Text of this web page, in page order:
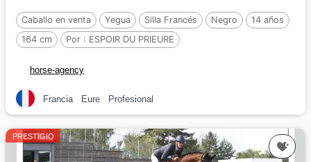
Caballo en venta Yegua Silla Francés Negro
14 años
164 cm
Por : ESPOIR DU PRIEURE
horse-agency
Francia Eure Profesional
PRESTIGIO